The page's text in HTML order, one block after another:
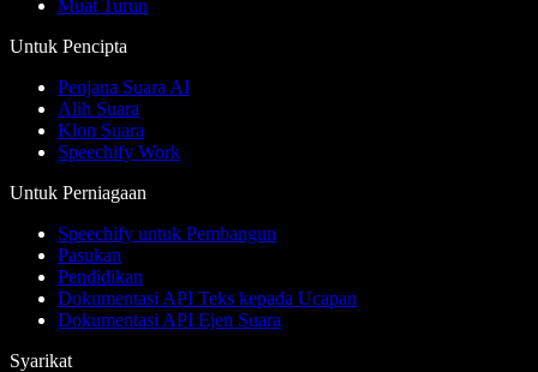
Muat Turun
Untuk Pencipta
Penjana Suara AI
Alih Suara
Klon Suara
Speechify Work
Untuk Perniagaan
Speechify untuk Pembangun
Pasukan
Pendidikan
Dokumentasi API Teks kepada Ucapan
Dokumentasi API Ejen Suara
Syarikat